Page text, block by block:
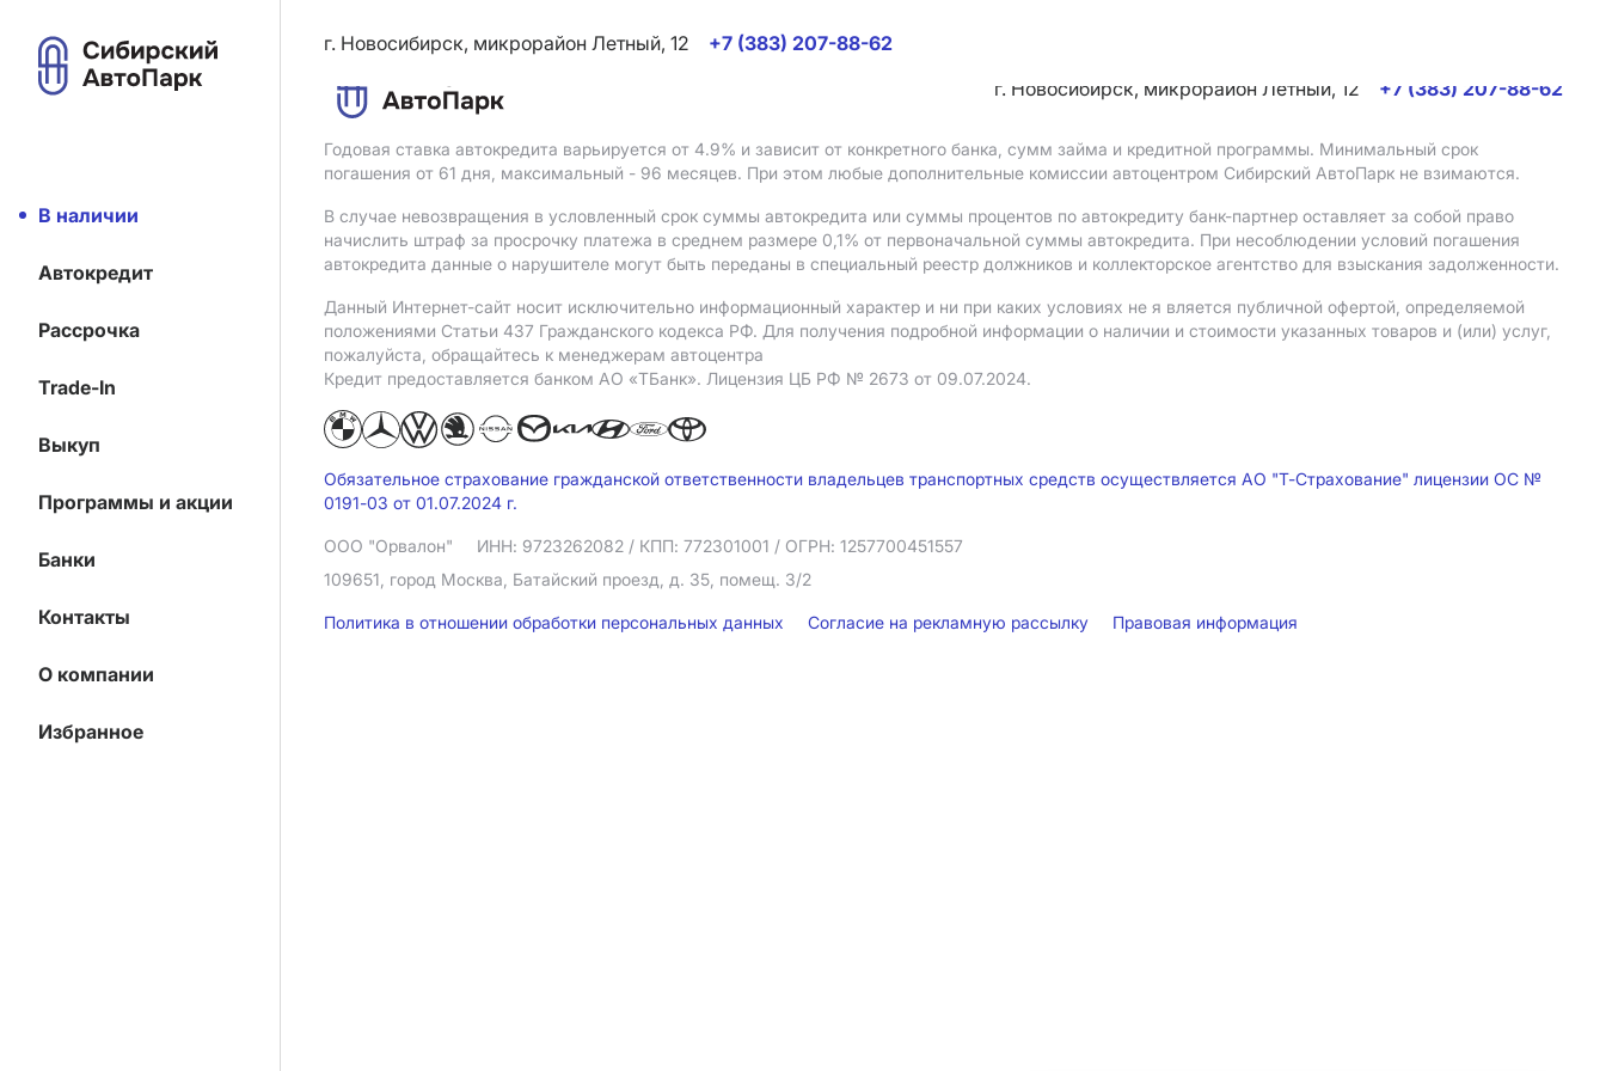
В наличии
Автокредит
Рассрочка
Trade-In
Выкуп
Программы и акции
Банки
Контакты
О компании
Избранное
г. Новосибирск, микрорайон Летный, 12
+7 (383) 207-88-62
г. Новосибирск, микрорайон Летный, 12
+7 (383) 207-88-62
Годовая ставка автокредита варьируется от 4.9% и зависит от конкретного банка, сумм займа и кредитной программы. Минимальный срок
погашения от 61 дня, максимальный - 96 месяцев. При этом любые дополнительные комиссии автоцентром Сибирский АвтоПарк не взимаются.
В случае невозвращения в условленный срок суммы автокредита или суммы процентов по автокредиту банк-партнер оставляет за собой право
начислить штраф за просрочку платежа в среднем размере 0,1% от первоначальной суммы автокредита. При несоблюдении условий погашения
автокредита данные о нарушителе могут быть переданы в специальный реестр должников и коллекторское агентство для взыскания задолженности.
Данный Интернет-сайт носит исключительно информационный характер и ни при каких условиях не я вляется публичной офертой, определяемой
положениями Статьи 437 Гражданского кодекса РФ. Для получения подробной информации о наличии и стоимости указанных товаров и (или) услуг,
пожалуйста, обращайтесь к менеджерам автоцентра
Кредит предоставляется банком АO «ТБанк». Лицензия ЦБ РФ № 2673 от 09.07.2024.
Обязательное страхование гражданской ответственности владельцев транспортных средств осуществляется АО "Т-Страхование" лицензии ОС №
0191-03 от 01.07.2024 г.
ООО "Орвалон" ИНН: 9723262082 / КПП: 772301001 / ОГРН: 1257700451557
109651, город Москва, Батайский проезд, д. 35, помещ. 3/2
Политика в отношении обработки персональных данных Согласие на рекламную рассылку Правовая информация